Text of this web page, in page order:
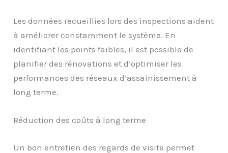
Les données recueillies lors des inspections aident
à améliorer constamment le système. En
identifiant les points faibles, il est possible de
planifier des rénovations et d’optimiser les
performances des réseaux d’assainissement à
long terme.
Réduction des coûts à long terme
Un bon entretien des regards de visite permet